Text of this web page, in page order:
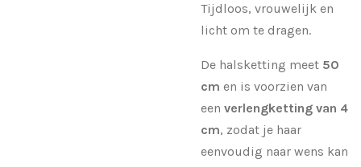
Tijdloos, vrouwelijk en
licht om te dragen.
De halsketting meet 50
cm en is voorzien van
een verlengketting van 4
cm, zodat je haar
eenvoudig naar wens kan